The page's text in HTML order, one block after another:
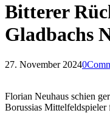
Bitterer
Gladbachs
27. November 20240
Florian Neuhaus schien
Borussias Mittelfeldspieler